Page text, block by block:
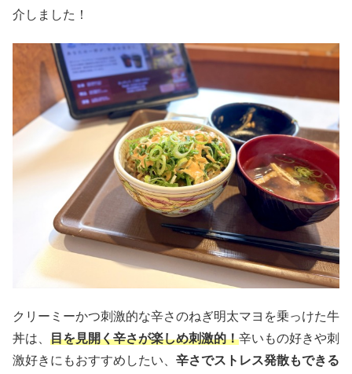
介しました！
クリーミーかつ刺激的な辛さのねぎ明太マヨを乗っけた牛
丼は、 目を見開く辛さが楽しめ刺激的！辛いもの好きや刺
激好きにもおすすめしたい、 辛さでストレス発散もできる